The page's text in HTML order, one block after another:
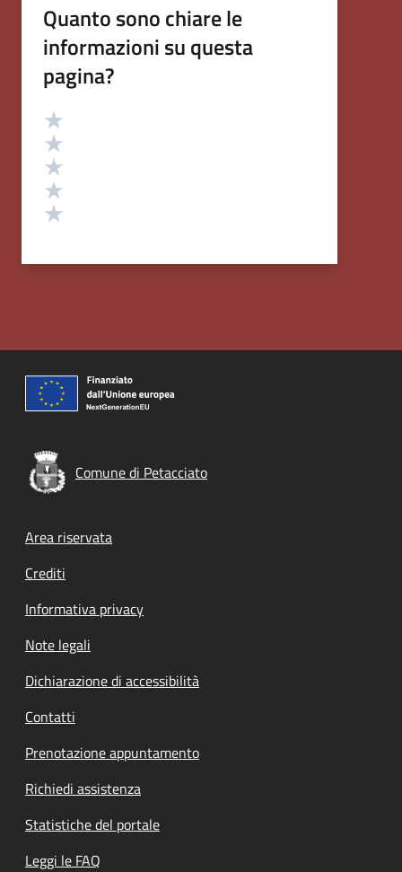
Quanto sono chiare le
informazioni su questa
pagina?
Valutazione
Comune di Petacciato
Footer menu
Area riservata
Crediti
Informativa privacy
Note legali
Dichiarazione di accessibilità
Contatti
Prenotazione appuntamento
Richiedi assistenza
Statistiche del portale
Leggi le FAQ